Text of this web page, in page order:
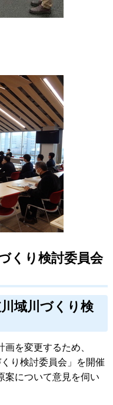
くり検討委員会
域川づくり検
を変更するため、
り検討委員会」を開催
案について意見を伺い